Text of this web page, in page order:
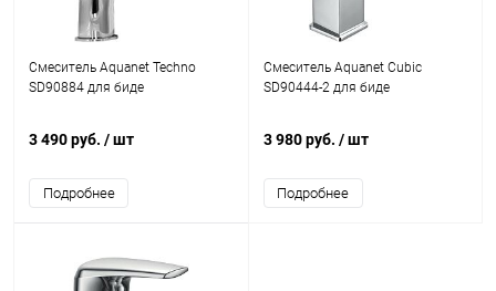
Смеситель Aquanet Techno
SD90884 для биде
3 490 руб. / шт
Подробнее
Смеситель Aquanet Cubic
SD90444-2 для биде
3 980 руб. / шт
Подробнее